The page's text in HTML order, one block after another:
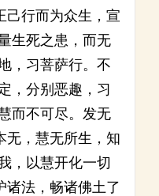
己行而为众生，宣
生死之患，而无
，习菩萨行。不
，分别恶趣，习
而不可尽。发无
无，慧无所生，知
，以慧开化一切
诸法，畅诸佛土了